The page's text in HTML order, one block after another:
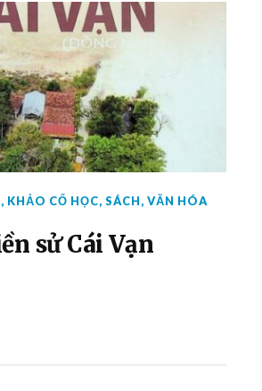
, KHẢO CỔ HỌC, SÁCH, VĂN HÓA
sử Cái Vạn